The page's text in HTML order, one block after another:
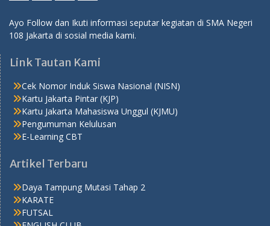
Ayo Follow dan Ikuti informasi seputar kegiatan di SMA Negeri
108 Jakarta di sosial media kami.
Link Tautan Kami
Cek Nomor Induk Siswa Nasional (NISN)
Kartu Jakarta Pintar (KJP)
Kartu Jakarta Mahasiswa Unggul (KJMU)
Pengumuman Kelulusan
E-Learning CBT
Artikel Terbaru
Daya Tampung Mutasi Tahap 2
KARATE
FUTSAL